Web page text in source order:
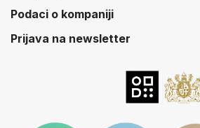
Podaci o kompaniji
Prijava na newsletter